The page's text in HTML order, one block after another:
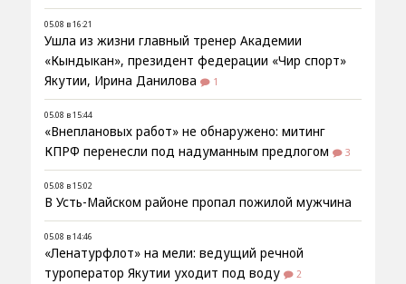
05.08 в 16:21
Ушла из жизни главный тренер Академии
«Кындыкан», президент федерации «Чир спорт»
Якутии, Ирина Данилова
1
05.08 в 15:44
«Внеплановых работ» не обнаружено: митинг
КПРФ перенесли под надуманным предлогом
3
05.08 в 15:02
В Усть-Майском районе пропал пожилой мужчина
05.08 в 14:46
«Ленатурфлот» на мели: ведущий речной
туроператор Якутии уходит под воду
2